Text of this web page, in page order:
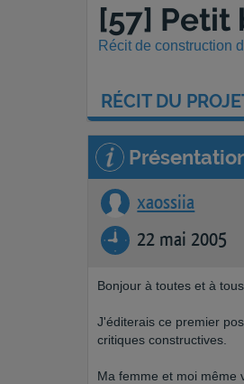
[57] Petit
Récit de construction
RÉCITDU
xaossiia
22 mai 2005
Bonjour à toutes et à
J'éditerais ce premier
critiques constructives.
Ma femme et moi même